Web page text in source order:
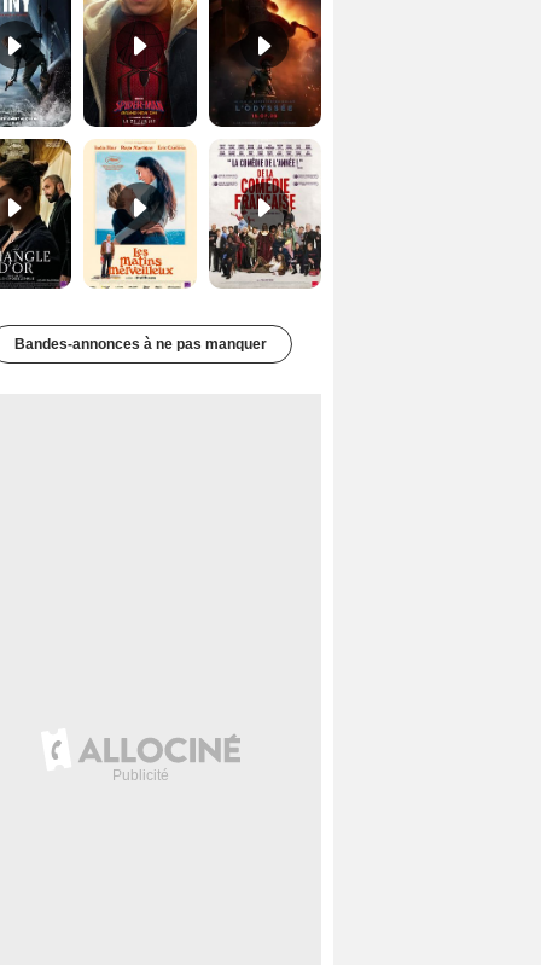
Le Triangle d'or Bande-annonce VF De la Comédie-Française Teaser VF
Bandes-annonces à ne pas manquer